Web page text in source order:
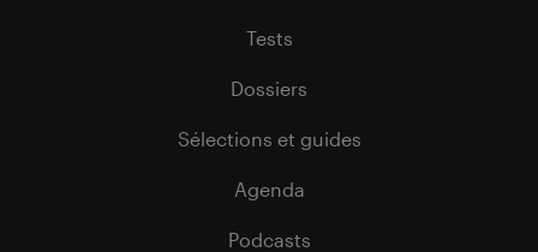
Tests
Dossiers
Sélections et guides
Agenda
Podcasts